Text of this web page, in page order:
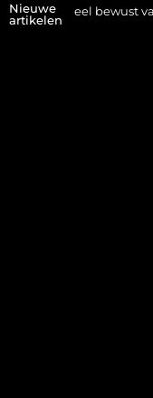
Nieuwe
artikelen
bewust van veiligheid